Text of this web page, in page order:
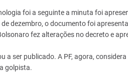
foi a seguinte a minuta foi
dezembro, o documento foi
fez alterações no decreto e
a ser publicado. A PF, agora,
golpista.